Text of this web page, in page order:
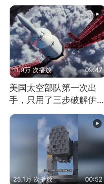
11.9万 次播放 09:47
美国太空部队第一次出
手，只用了三步破解伊朗
防空
25.1万 次播放 00:52